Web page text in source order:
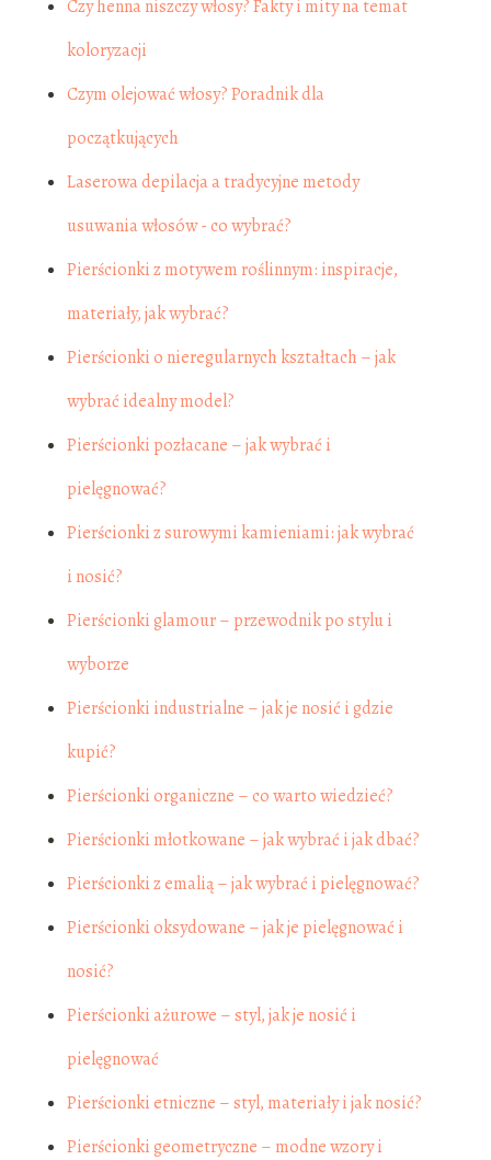
Czy henna niszczy włosy? Fakty i mity na temat
koloryzacji
Czym olejować włosy? Poradnik dla
początkujących
Laserowa depilacja a tradycyjne metody
usuwania włosów - co wybrać?
Pierścionki z motywem roślinnym: inspiracje,
materiały, jak wybrać?
Pierścionki o nieregularnych kształtach – jak
wybrać idealny model?
Pierścionki pozłacane – jak wybrać i
pielęgnować?
Pierścionki z surowymi kamieniami: jak wybrać
i nosić?
Pierścionki glamour – przewodnik po stylu i
wyborze
Pierścionki industrialne – jak je nosić i gdzie
kupić?
Pierścionki organiczne – co warto wiedzieć?
Pierścionki młotkowane – jak wybrać i jak dbać?
Pierścionki z emalią – jak wybrać i pielęgnować?
Pierścionki oksydowane – jak je pielęgnować i
nosić?
Pierścionki ażurowe – styl, jak je nosić i
pielęgnować
Pierścionki etniczne – styl, materiały i jak nosić?
Pierścionki geometryczne – modne wzory i